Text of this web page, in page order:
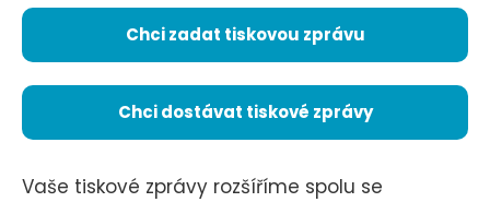
Chci zadat tiskovou zprávu
Chci dostávat tiskové zprávy
Vaše tiskové zprávy rozšíříme spolu se